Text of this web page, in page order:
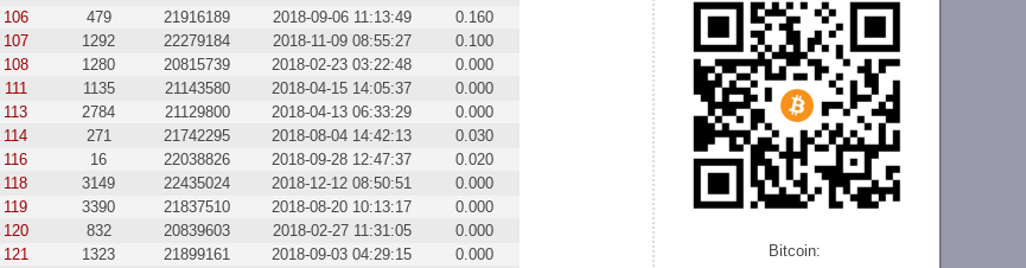
Bitcoin:
106
479 21916189 2018-09-06 11:13:49
0.160
107
1292 22279184 2018-11-09 08:55:27
0.100
108
1280 20815739 2018-02-23 03:22:48
0.000
111
1135 21143580 2018-04-15 14:05:37
0.000
113
2784 21129800 2018-04-13 06:33:29
0.000
114
271 21742295 2018-08-04 14:42:13
0.030
116
16 22038826 2018-09-28 12:47:37
0.020
118
3149 22435024 2018-12-12 08:50:51
0.000
119
3390 21837510 2018-08-20 10:13:17
0.000
120
832 20839603 2018-02-27 11:31:05
0.000
121
1323 21899161 2018-09-03 04:29:15
0.000